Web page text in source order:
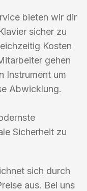
bieten wir dir
sicher zu
Kosten
gehen
Instrument um
Abwicklung.
Sicherheit zu
sich durch
aus. Bei uns